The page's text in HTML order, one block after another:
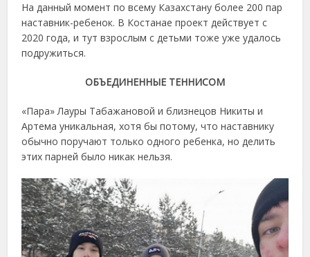
На данный момент по всему Казахстану более 200 пар
наставник-ребенок. В Костанае проект действует с
2020 года, и тут взрослым с детьми тоже уже удалось
подружиться.
ОБЪЕДИНЕННЫЕ ТЕННИСОМ
«Пара» Лауры Табажановой и близнецов Никиты и
Артема уникальная, хотя бы потому, что наставнику
обычно поручают только одного ребенка, но делить
этих парней было никак нельзя.